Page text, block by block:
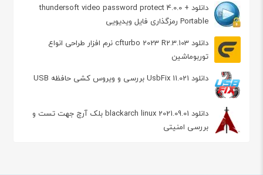
دانلود thundersoft video password protect 4.0.0 +
Portable رمزگذاری فایل‌ ویدیویی
دانلود cfturbo 2023 R2.3.103 نرم افزار طراحی انواع
توربوماشین
دانلود UsbFix 11.021 بررسی و ویروس کشی حافظه USB
دانلود blackarch linux 2021.09.01 بلک‌ آرچ جهت تست و
بررسی‌ امنیتی